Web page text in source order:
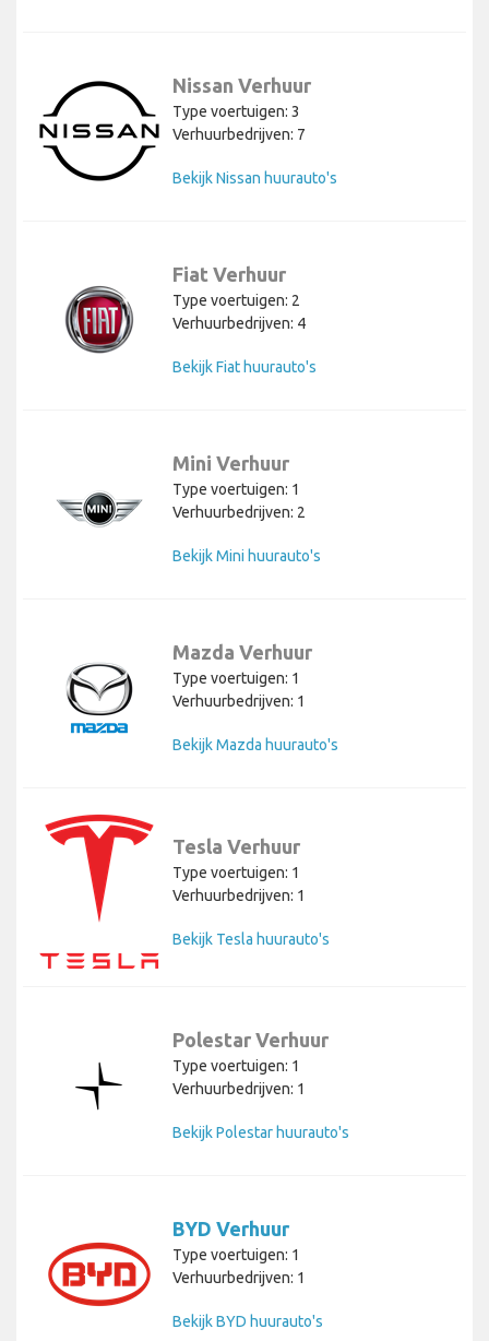
Nissan Verhuur
Type voertuigen: 3
Verhuurbedrijven: 7
Bekijk Nissan huurauto's
Fiat Verhuur
Type voertuigen: 2
Verhuurbedrijven: 4
Bekijk Fiat huurauto's
Mini Verhuur
Type voertuigen: 1
Verhuurbedrijven: 2
Bekijk Mini huurauto's
Mazda Verhuur
Type voertuigen: 1
Verhuurbedrijven: 1
Bekijk Mazda huurauto's
Tesla Verhuur
Type voertuigen: 1
Verhuurbedrijven: 1
Bekijk Tesla huurauto's
Polestar Verhuur
Type voertuigen: 1
Verhuurbedrijven: 1
Bekijk Polestar huurauto's
BYD Verhuur
Type voertuigen: 1
Verhuurbedrijven: 1
Bekijk BYD huurauto's